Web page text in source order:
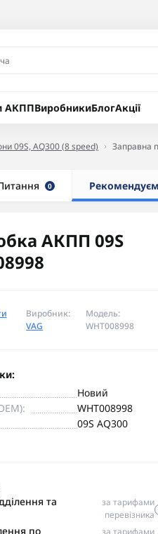
АКППВиробникиБлогАкції
09S, AQ300 (8 speed) Заправна
0
АКПП 09S
Виробник:
VAG
Модель:
WHT008998
Новий
WHT008998
09S AQ300
та
за тарифами
перевізника
по
за тарифами